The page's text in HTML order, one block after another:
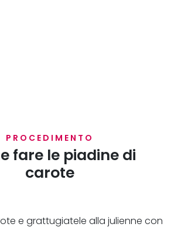
PROCEDIMENTO
fare le piadine di
carote
e grattugiatele alla julienne con